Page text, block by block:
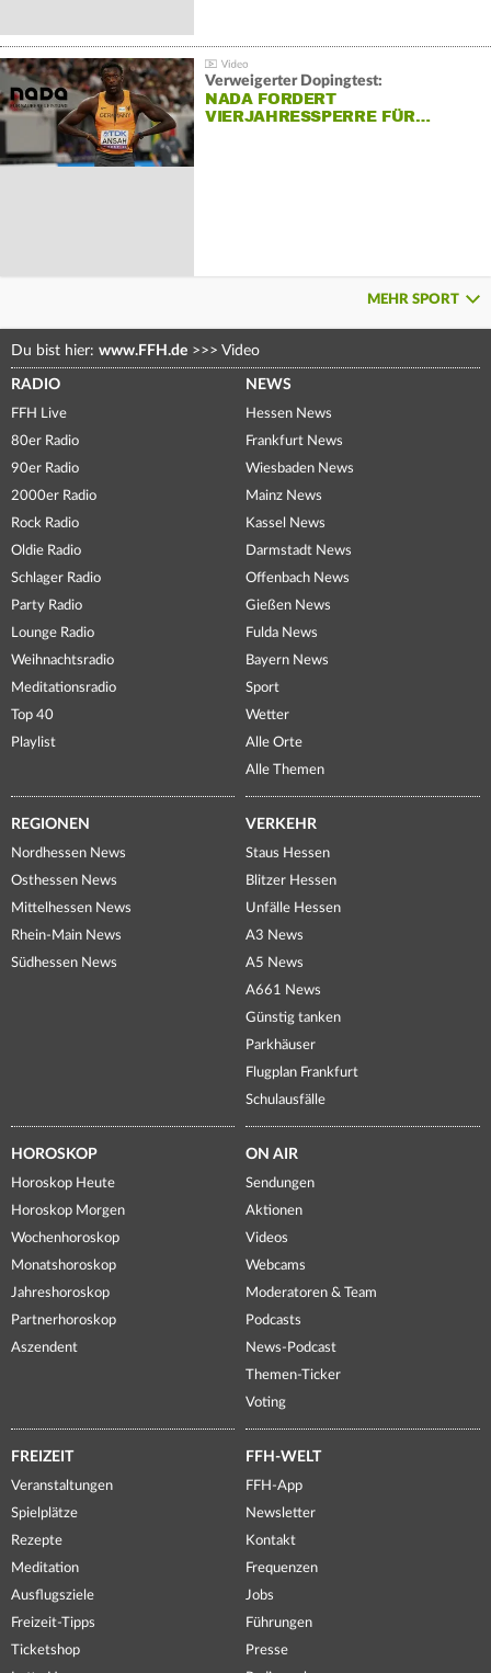
Verweigerter Dopingtest:
NADA FORDERT
VIERJAHRESSPERRE FÜR…
MEHR SPORT
Du bist hier: www.FFH.de >>> Video
RADIO
FFH Live
80er Radio
90er Radio
2000er Radio
Rock Radio
Oldie Radio
Schlager Radio
Party Radio
Lounge Radio
Weihnachtsradio
Meditationsradio
Top 40
Playlist
NEWS
Hessen News
Frankfurt News
Wiesbaden News
Mainz News
Kassel News
Darmstadt News
Offenbach News
Gießen News
Fulda News
Bayern News
Sport
Wetter
Alle Orte
Alle Themen
REGIONEN
Nordhessen News
Osthessen News
Mittelhessen News
Rhein-Main News
Südhessen News
VERKEHR
Staus Hessen
Blitzer Hessen
Unfälle Hessen
A3 News
A5 News
A661 News
Günstig tanken
Parkhäuser
Flugplan Frankfurt
Schulausfälle
HOROSKOP
Horoskop Heute
Horoskop Morgen
Wochenhoroskop
Monatshoroskop
Jahreshoroskop
Partnerhoroskop
Aszendent
ON AIR
Sendungen
Aktionen
Videos
Webcams
Moderatoren & Team
Podcasts
News-Podcast
Themen-Ticker
Voting
FREIZEIT
Veranstaltungen
Spielplätze
Rezepte
Meditation
Ausflugsziele
Freizeit-Tipps
Ticketshop
FFH-WELT
FFH-App
Newsletter
Kontakt
Frequenzen
Jobs
Führungen
Presse